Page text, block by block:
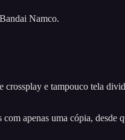
Namco.
crossplay e tampouco tela
apenas uma cópia, desde